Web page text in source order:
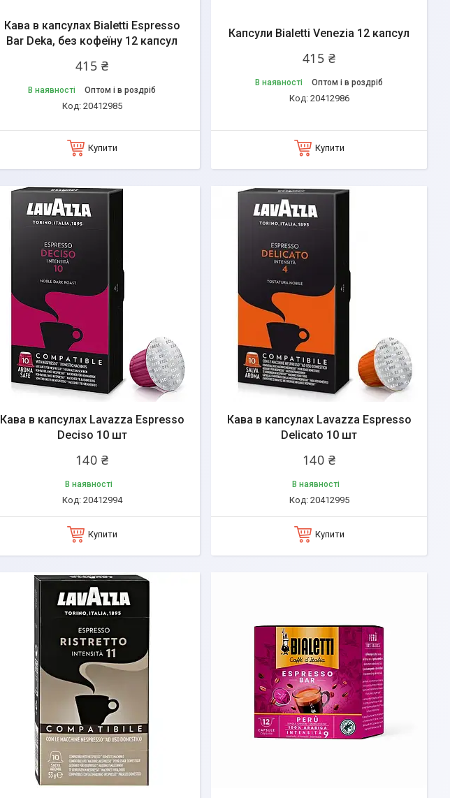
Кава в капсулах Bialetti Espresso
Bar Deka, без кофеїну 12 капсул
415 ₴
В наявності Оптом і в роздріб
20412985
Купити
Капсули Bialetti Venezia 12 капсул
415 ₴
В наявності Оптом і в роздріб
20412986
Купити
Кава в капсулах Lavazza Espresso
Deciso 10 шт
140 ₴
В наявності
20412994
Купити
Кава в капсулах Lavazza Espresso
Delicato 10 шт
140 ₴
В наявності
20412995
Купити